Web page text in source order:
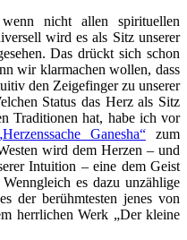
nicht allen spirituellen
wird es als Sitz unserer
Das drückt sich schon
wir klarmachen wollen, dass
den Zeigefinger zu unserer
Status das Herz als Sitz
Traditionen hat, habe ich vor
Ganesha“zum
wird dem Herzen – und
Intuition – eine dem Geist
es dazu unzählige
der berühmtesten jenes von
herrlichen Werk „Der kleine